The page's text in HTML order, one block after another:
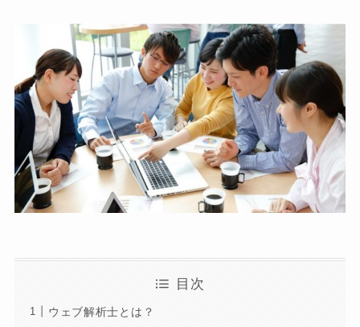
目次
ウェブ解析士とは？